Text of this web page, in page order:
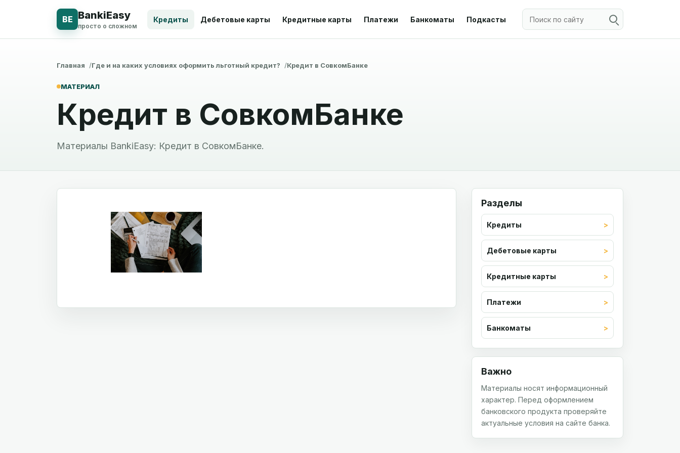
BE BankiEasy
просто о сложном
Кредиты Дебетовые карты Кредитные карты Платежи Банкоматы Подкасты
Главная Где и на каких условиях оформить льготный кредит? Кредит в СовкомБанке
МАТЕРИАЛ
Кредит в СовкомБанке
Материалы BankiEasy: Кредит в СовкомБанке.
Разделы
Кредиты
Дебетовые карты
Кредитные карты
Платежи
Банкоматы
Важно
Материалы носят информационный
характер. Перед оформлением
банковского продукта проверяйте
актуальные условия на сайте банка.